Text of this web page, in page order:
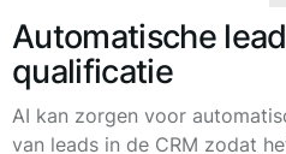
Automatische
qualificatie
AI kan zorgen voor
van leads in de CRM zodat